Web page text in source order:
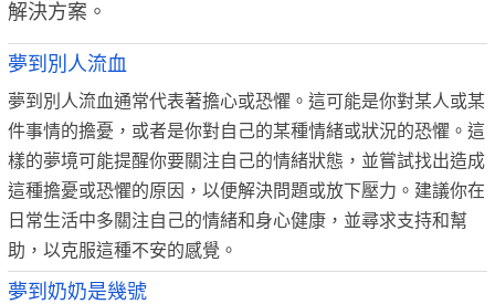
解決方案。
夢到別人流血
夢到別人流血通常代表著擔心或恐懼。這可能是你對某人或某
件事情的擔憂，或者是你對自己的某種情緒或狀況的恐懼。這
樣的夢境可能提醒你要關注自己的情緒狀態，並嘗試找出造成
這種擔憂或恐懼的原因，以便解決問題或放下壓力。建議你在
日常生活中多關注自己的情緒和身心健康，並尋求支持和幫
助，以克服這種不安的感覺。
夢到奶奶是幾號